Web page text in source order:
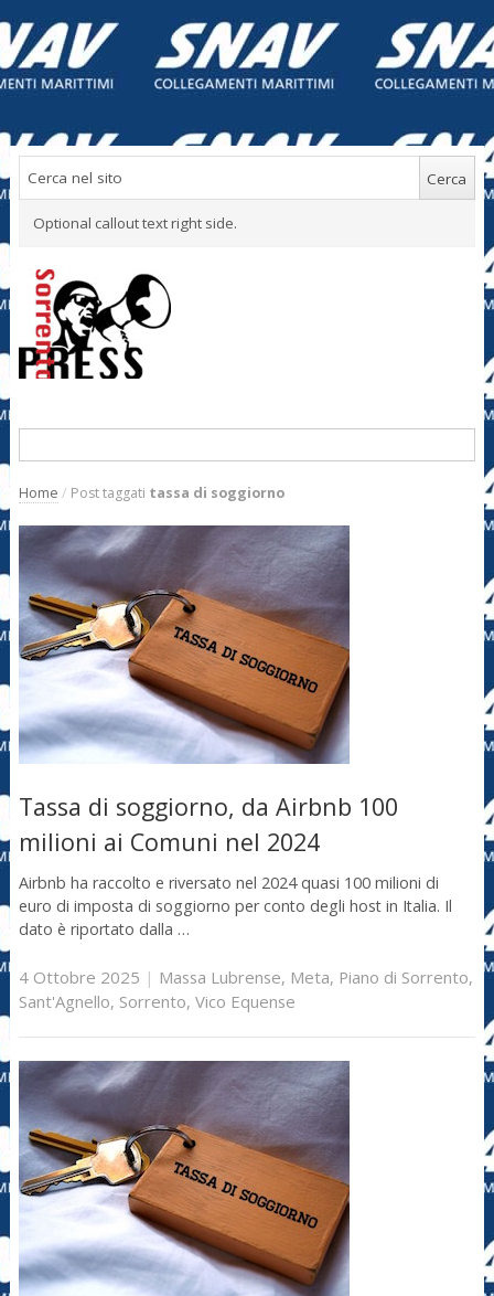
Optional callout text right side.
Home / Post taggati tassa di soggiorno
Tassa di soggiorno, da Airbnb 100
milioni ai Comuni nel 2024
Airbnb ha raccolto e riversato nel 2024 quasi 100 milioni di
euro di imposta di soggiorno per conto degli host in Italia. Il
dato è riportato dalla …
4 Ottobre 2025 | Massa Lubrense, Meta, Piano di Sorrento,
Sant'Agnello, Sorrento, Vico Equense